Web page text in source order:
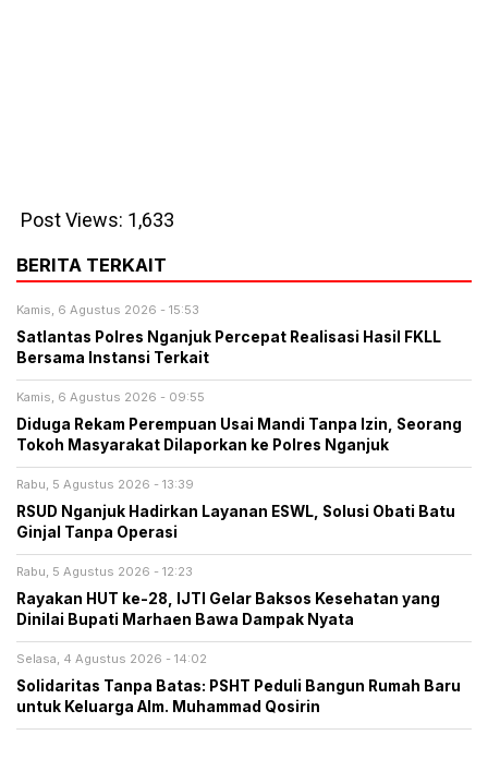
Post Views: 1,633
BERITA TERKAIT
Kamis, 6 Agustus 2026 - 15:53
Satlantas Polres Nganjuk Percepat Realisasi Hasil FKLL
Bersama Instansi Terkait
Kamis, 6 Agustus 2026 - 09:55
Diduga Rekam Perempuan Usai Mandi Tanpa Izin, Seorang
Tokoh Masyarakat Dilaporkan ke Polres Nganjuk
Rabu, 5 Agustus 2026 - 13:39
RSUD Nganjuk Hadirkan Layanan ESWL, Solusi Obati Batu
Ginjal Tanpa Operasi
Rabu, 5 Agustus 2026 - 12:23
Rayakan HUT ke-28, IJTI Gelar Baksos Kesehatan yang
Dinilai Bupati Marhaen Bawa Dampak Nyata
Selasa, 4 Agustus 2026 - 14:02
Solidaritas Tanpa Batas: PSHT Peduli Bangun Rumah Baru
untuk Keluarga Alm. Muhammad Qosirin